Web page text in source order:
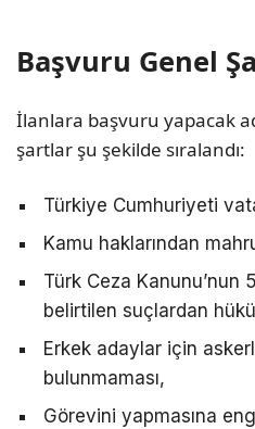
Başvuru Genel
İlanlara başvuru yapacak
şartlar şu şekilde sıralandı:
Türkiye Cumhuriyeti
Kamu haklarından
Türk Ceza Kanunu’nun
belirtilen suçlardan
Erkek adaylar için
bulunmaması,
Görevini yapmasına